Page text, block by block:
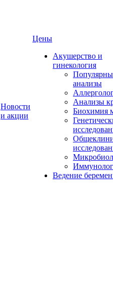
Новости
и акции
Цены
Акушерство и
гинекология
анализы
Анализы
Биохимия
Ведение